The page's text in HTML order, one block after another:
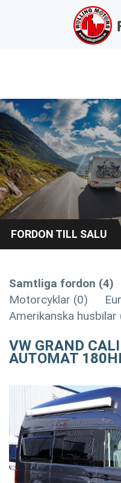
FORDON TILL SALU
Samtliga fordon (4)
Motorcyklar (0)
Amerikanska husbilar
VW GRAND
AUTOMAT